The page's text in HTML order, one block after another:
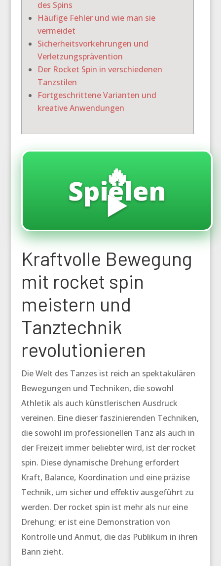
des Spins
Häufige Fehler und wie man sie
vermeidet
Sicherheitsvorkehrungen und
Verletzungsprävention
Der Rocket Spin in verschiedenen
Tanzstilen
Fortgeschrittene Varianten und
kreative Anwendungen
🔥
Spielen
▶️
Kraftvolle Bewegung
mit rocket spin
meistern und
Tanztechnik
revolutionieren
Die Welt des Tanzes ist reich an spektakulären
Bewegungen und Techniken, die sowohl
Athletik als auch künstlerischen Ausdruck
vereinen. Eine dieser faszinierenden Techniken,
die sowohl im professionellen Tanz als auch in
der Freizeit immer beliebter wird, ist der rocket
spin. Diese dynamische Drehung erfordert
Kraft, Balance, Koordination und eine präzise
Technik, um sicher und effektiv ausgeführt zu
werden. Der rocket spin ist mehr als nur eine
Drehung; er ist eine Demonstration von
Kontrolle und Anmut, die das Publikum in ihren
Bann zieht.